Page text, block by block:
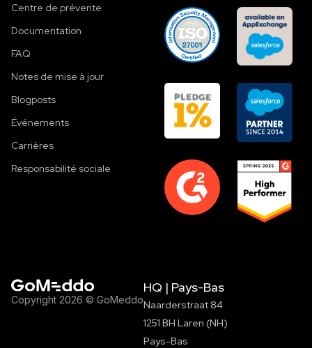
Centre de prévente
Documentation
FAQ
Notes de mise à jour
Blogposts
Événements
Carrières
Responsabilité sociale
Copyright 2026 © GoMeddo
HQ | Pays-Bas
Naarderstraat 84
1251 BH Laren (NH)
Pays-Bas